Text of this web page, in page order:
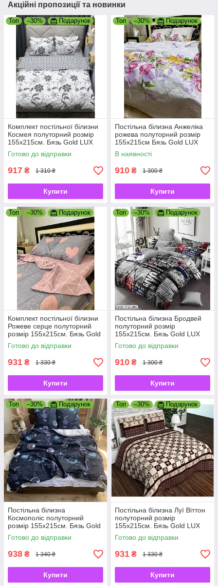
Акційні пропозиції та новинки
Топ –30% Подарунок
Комплект постільної білизни
Космея полуторний розмір
155х215см. Бязь Gold LUX
Готово до відправки
917 ₴ 1 310 ₴
Купити
Топ –30% Подарунок
Постільна білизна Анжеліка
рожева полуторний розмір
155х215см Бязь Gold LUX
В наявності
910 ₴ 1 300 ₴
Купити
Топ –30% Подарунок
Комплект постільної білизни
Рожеве серце полуторний
розмір 155х215см. Бязь Gold
LUX
Готово до відправки
931 ₴ 1 330 ₴
Купити
Топ –30% Подарунок
Постільна білизна Бродвей
полуторний розмір
155х215см. Бязь Gold LUX
Готово до відправки
910 ₴ 1 300 ₴
Купити
Топ –30% Подарунок
Постільна білизна
Космополіс полуторний
розмір 155х215см. Бязь Gold
LUX
Готово до відправки
938 ₴ 1 340 ₴
Купити
Топ –30% Подарунок
Постільна білизна Луї Віттон
полуторний розмір
155х215см. Бязь Gold LUX
Готово до відправки
931 ₴ 1 330 ₴
Купити